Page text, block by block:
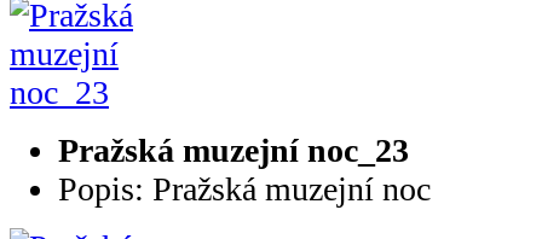
Pražská muzejní noc_23
Popis: Pražská muzejní noc